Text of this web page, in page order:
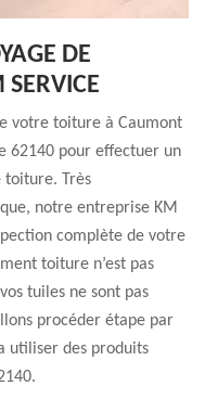
DE
votre toiture à Caumont
62140 pour effectuer un
toiture. Très
notre entreprise KM
complète de votre
toiture n’est pas
tuiles ne sont pas
procéder étape par
utiliser des produits